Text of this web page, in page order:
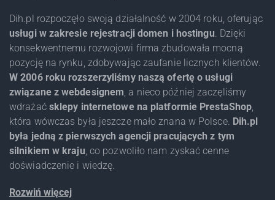
Dih.pl rozpoczęło swoją działalność w 2004 roku, oferując
usługi w zakresie rejestracji domen i hostingu . Dzięki
konsekwentnemu rozwojowi firma zbudowała mocną
pozycję na rynku, zdobywając zaufanie licznych klientów.
W 2006 roku rozszerzyliśmy naszą ofertę o usługi
związane z webdesignem , a nieco później zaczęliśmy
wdrażać sklepy internetowe na platformie PrestaShop
która wówczas była jeszcze mało znana w Polsce. Dih.pl
była jedną z pierwszych agencji pracujących z tym
silnikiem w kraju , co pozwoliło nam zyskać cenne
doświadczenie i wiedzę.
Rozwiń więcej